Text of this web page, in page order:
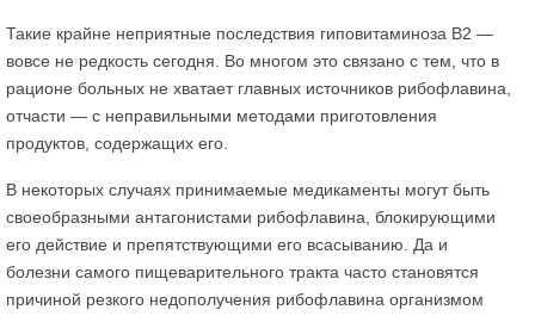
Такие крайне неприятные последствия гиповитаминоза В2 —
вовсе не редкость сегодня. Во многом это связано с тем, что в
рационе больных не хватает главных источников рибофлавина,
отчасти — с неправильными методами приготовления
продуктов, содержащих его.
В некоторых случаях принимаемые медикаменты могут быть
своеобразными антагонистами рибофлавина, блокирующими
его действие и препятствующими его всасыванию. Да и
болезни самого пищеварительного тракта часто становятся
причиной резкого недополучения рибофлавина организмом